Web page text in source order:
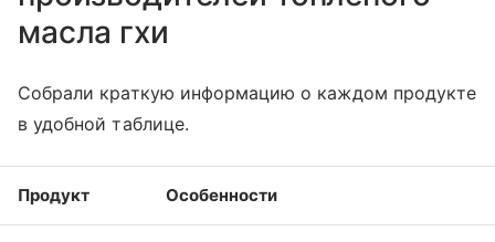
масла гхи
Собрали краткую информацию о каждом продукте
в удобной таблице.
Продукт Особенности